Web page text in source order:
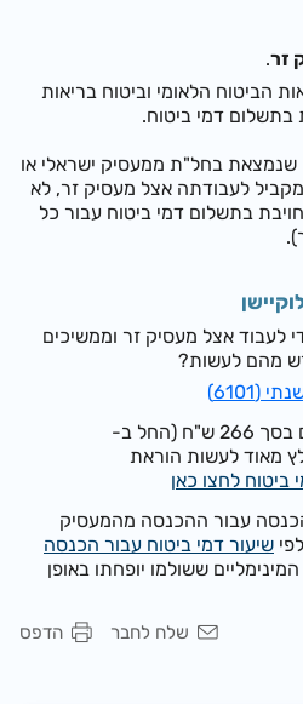
.
הביטוח הלאומי וביטוח בריאות
דמי ביטוח.
בחל"ת ממעסיק ישראלי או
לעבודתה אצל מעסיק זר, לא
בתשלום דמי ביטוח עבור כל
לעבוד אצל מעסיק זר וממשיכים
מהם לעשות?
(
6101)
266 ש"ח (החל ב-
לעשות הוראת
לחצו כאן
עבור ההכנסה מהמעסיק
שיעור דמי ביטוח עבור הכנסה
ששולמו יופחתו באופן
הדפס
שלח לחבר